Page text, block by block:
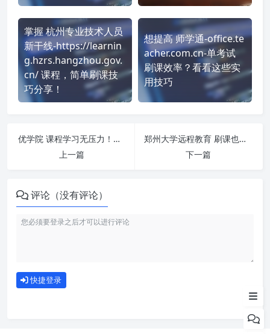
掌握 杭州专业技术人员
新干线-https://learnin
g.hzrs.hangzhou.gov.
cn/ 课程，简单刷课技
巧分享！
想提高 师学通-office.te
acher.com.cn-单考试
刷课效率？看看这些实
用技巧
优学院 课程学习无压力！教你高效刷题技巧
上一篇
郑州大学远程教育 刷课也能轻松过！简单技巧大公开
下一篇
评论（没有评论）
快捷登录